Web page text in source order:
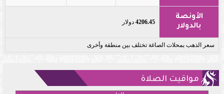
الأونصة
بالدولار
4206.45 دولار
سعر الذهب بمحلات الصاغة تختلف بين منطقة وأخرى
مواقيت الصلاة